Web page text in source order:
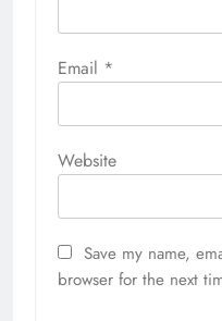
Email *
Website
Save my name,
browser for the next